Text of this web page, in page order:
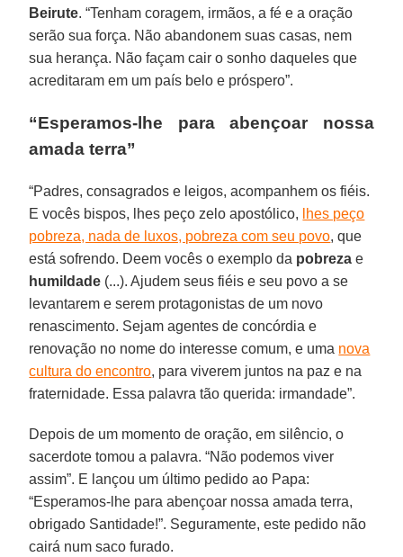
Beirute. “Tenham coragem, irmãos, a fé e a oração
serão sua força. Não abandonem suas casas, nem
sua herança. Não façam cair o sonho daqueles que
acreditaram em um país belo e próspero”.
“Esperamos-lhe para abençoar nossa
amada terra”
“Padres, consagrados e leigos, acompanhem os fiéis.
E vocês bispos, lhes peço zelo apostólico,
lhes peço
pobreza, nada de luxos, pobreza com seu povo, que
está sofrendo. Deem vocês o exemplo da pobreza e
humildade (...). Ajudem seus fiéis e seu povo a se
levantarem e serem protagonistas de um novo
renascimento. Sejam agentes de concórdia e
renovação no nome do interesse comum, e uma nova
cultura do encontro, para viverem juntos na paz e na
fraternidade. Essa palavra tão querida: irmandade”.
Depois de um momento de oração, em silêncio, o
sacerdote tomou a palavra. “Não podemos viver
assim”. E lançou um último pedido ao Papa:
“Esperamos-lhe para abençoar nossa amada terra,
obrigado Santidade!”. Seguramente, este pedido não
cairá num saco furado.